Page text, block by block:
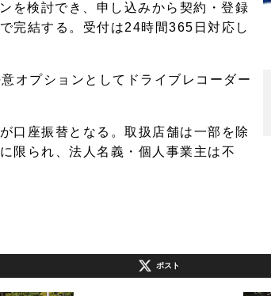
を検討でき、申し込みから契約・登録
完結する。受付は24時間365日対応し
オプションとしてドライブレコーダー
口座振替となる。取扱店舗は一部を除
限られ、法人名義・個人事業主は不
ポスト